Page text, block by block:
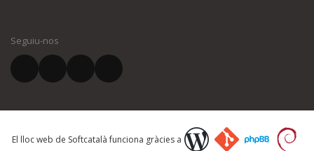
El vostre correu electrònic *
Què proposeu?
Seguiu-nos
El lloc web de Softcatalà funciona gràcies a